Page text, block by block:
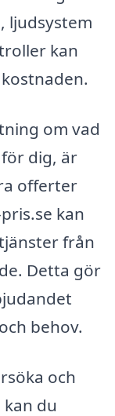
ljudsystem
kan
om vad
dig, är
offerter
kan
från
Detta gör
behov.
och
du